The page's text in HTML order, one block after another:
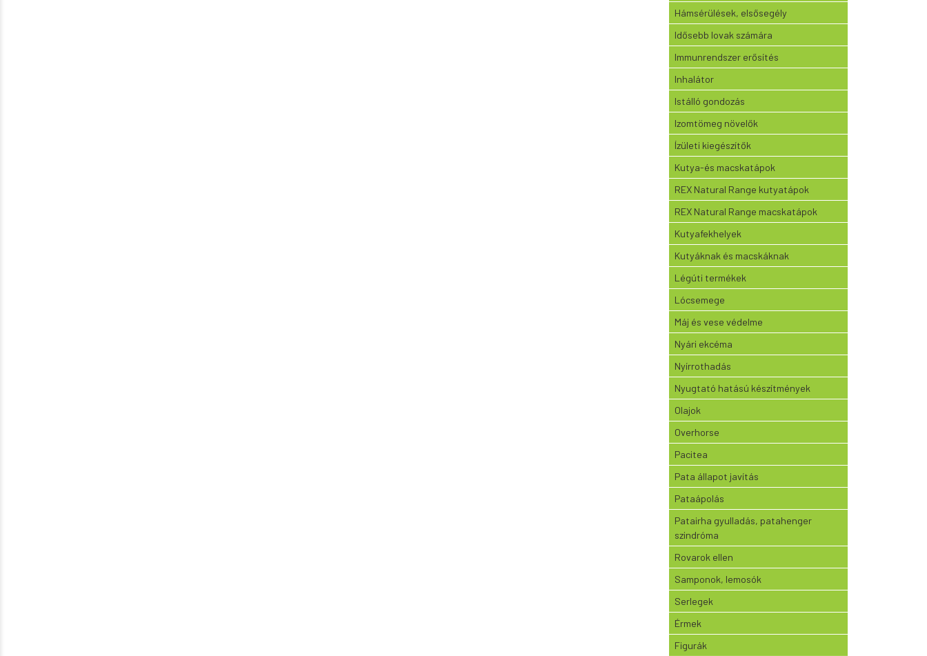
Hámsérülések, elsősegély
Idősebb lovak számára
Immunrendszer erősítés
Inhalátor
Istálló gondozás
Izomtömeg növelők
Ízületi kiegészítők
Kutya-és macskatápok
REX Natural Range kutyatápok
REX Natural Range macskatápok
Kutyafekhelyek
Kutyáknak és macskáknak
Légúti termékek
Lócsemege
Máj és vese védelme
Nyári ekcéma
Nyírrothadás
Nyugtató hatású készítmények
Olajok
Overhorse
Pacitea
Pata állapot javítás
Pataápolás
Patairha gyulladás, patahenger
szindróma
Rovarok ellen
Samponok, lemosók
Serlegek
Érmek
Figurák